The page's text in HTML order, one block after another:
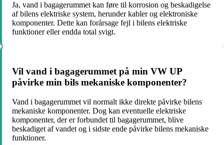
Ja, vand i bagagerummet kan føre til korrosion og beskadigelse
af bilens elektriske system, herunder kabler og elektroniske
komponenter. Dette kan forårsage fejl i bilens elektriske
funktioner eller endda total svigt.
Vil vand i bagagerummet på min VW UP
påvirke min bils mekaniske komponenter?
Vand i bagagerummet vil normalt ikke direkte påvirke bilens
mekaniske komponenter. Dog kan eventuelle elektriske
komponenter, der er forbundet til bagagerummet, blive
beskadiget af vandet og i sidste ende påvirke bilens mekaniske
funktioner.